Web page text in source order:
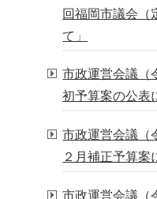
回福岡市議会（
て」
市政運営会議（
初予算案の公表
市政運営会議（
２月補正予算案
市政運営会議（